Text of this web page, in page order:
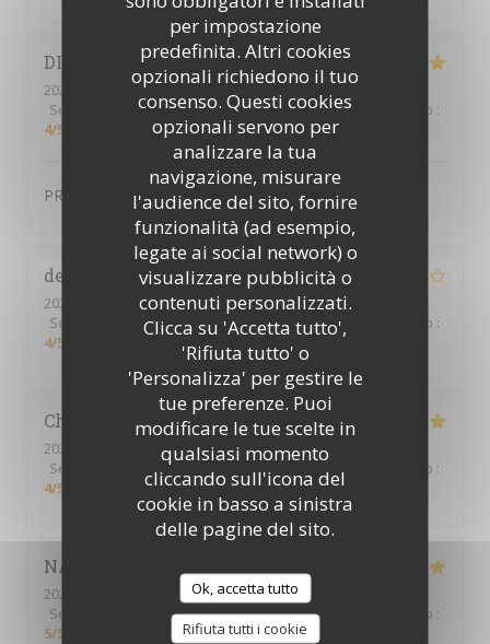
per impostazione
predefinita. Altri cookies
opzionali richiedono il tuo
consenso. Questi cookies
opzionali servono per
analizzare la tua
navigazione, misurare
l'audience del sito, fornire
funzionalità (ad esempio,
legate ai social network) o
visualizzare pubblicità o
contenuti personalizzati.
Clicca su 'Accetta tutto',
'Rifiuta tutto' o
'Personalizza' per gestire le
tue preferenze. Puoi
modificare le tue scelte in
qualsiasi momento
cliccando sull'icona del
cookie in basso a sinistra
delle pagine del sito.
Ok, accetta tutto
Rifiuta tutti i cookie
DIDIER
2024-01-12
- 19:15 - Ospiti 2
Servizio
Atmosfera:4 /5 Cucina:5/5 Qualità / Prezzo :
4/5
PRODUIT FRAIS TRES BONNE QUALITE
delphine
2024-02-01
- 19:30 - Ospiti 4
Servizio
Atmosfera: 4/5 Cucina :5/5 Qualità / Prezzo :
4/5
Christine T
2024-01-30
- 19:00 - Ospiti 4
Servizio
Atmosfera : Cucina Qualità / Prezzo :
4/5
NATHALIE
2024-01-27
- 19:30 - Ospiti 9
Servizio
Atmosfera:5/5 Cucina:5/5 Qualità / Prezzo :
5/5